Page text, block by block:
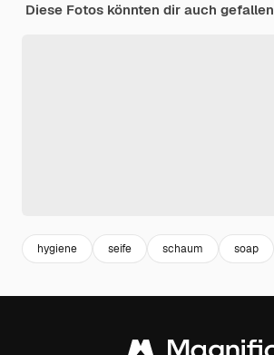
Diese Fotos könnten dir auch gefallen
hygiene seife schaum soap